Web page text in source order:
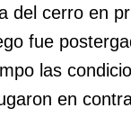
del cerro en
fue
las
en